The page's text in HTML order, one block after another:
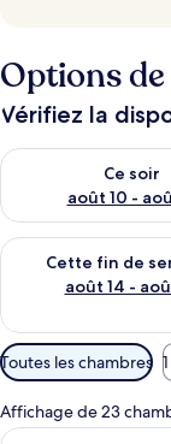
Options
Vérifiez la
Ce soir
août 10 -
Vérifier la
Cette fin de
août 14 -
Vérifier la
Filtres
disponibles
pour
les
Toutes les chambres
Affichage de 23